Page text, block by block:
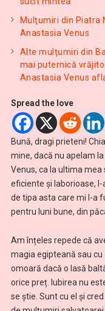
Mulţumiri din Piatra
Anastasia Venus
Alte mulţumiri din
mai puternică
Anastasia Venus
Spread the love
Bună, dragi prieteni!
mine, dacă nu apelam
Venus, ca la ultima
eficiente și laborioase,
de tipa asta care mi l-a
pentru luni bune, din
Am înțeles repede că
magia egipteană sau cu
omoară dacă o lasă
orice preț. Iubirea nu
se știe. Sunt cu el și